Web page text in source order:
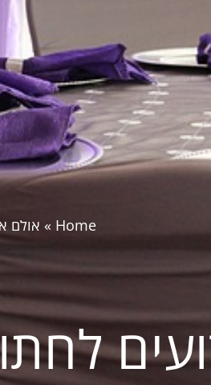
Home
» אולם